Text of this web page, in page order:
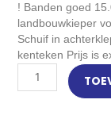
! Banden goed
landbouwkieper
Schuif in
kenteken Prijs is